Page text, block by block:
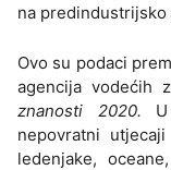
na predindustrijsko
Ovo su podaci
agencija vodećih
znanosti 2020. U
nepovratni
ledenjake,